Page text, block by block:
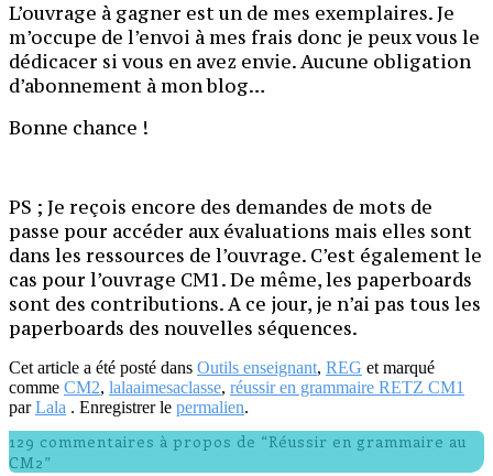
L’ouvrage à gagner est un de mes exemplaires. Je
m’occupe de l’envoi à mes frais donc je peux vous le
dédicacer si vous en avez envie. Aucune obligation
d’abonnement à mon blog…
Bonne chance !
PS ; Je reçois encore des demandes de mots de
passe pour accéder aux évaluations mais elles sont
dans les ressources de l’ouvrage. C’est également le
cas pour l’ouvrage CM1. De même, les paperboards
sont des contributions. A ce jour, je n’ai pas tous les
paperboards des nouvelles séquences.
Cet article a été posté dans Outils enseignant, REG et marqué
comme CM2, lalaaimesaclasse, réussir en grammaire RETZ CM1
parLala . Enregistrer le permalien.
129 commentaires à propos de “Réussir en grammaire au
CM2”